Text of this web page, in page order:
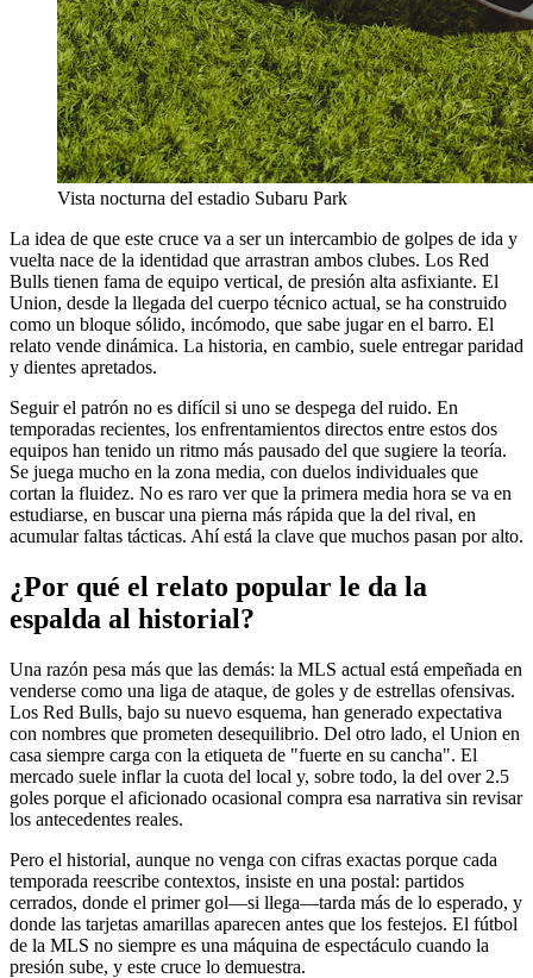
Vista nocturna del estadio Subaru Park
La idea de que este cruce va a ser un intercambio de golpes de ida y
vuelta nace de la identidad que arrastran ambos clubes. Los Red
Bulls tienen fama de equipo vertical, de presión alta asfixiante. El
Union, desde la llegada del cuerpo técnico actual, se ha construido
como un bloque sólido, incómodo, que sabe jugar en el barro. El
relato vende dinámica. La historia, en cambio, suele entregar paridad
y dientes apretados.
Seguir el patrón no es difícil si uno se despega del ruido. En
temporadas recientes, los enfrentamientos directos entre estos dos
equipos han tenido un ritmo más pausado del que sugiere la teoría.
Se juega mucho en la zona media, con duelos individuales que
cortan la fluidez. No es raro ver que la primera media hora se va en
estudiarse, en buscar una pierna más rápida que la del rival, en
acumular faltas tácticas. Ahí está la clave que muchos pasan por alto.
¿Por qué el relato popular le da la
espalda al historial?
Una razón pesa más que las demás: la MLS actual está empeñada en
venderse como una liga de ataque, de goles y de estrellas ofensivas.
Los Red Bulls, bajo su nuevo esquema, han generado expectativa
con nombres que prometen desequilibrio. Del otro lado, el Union en
casa siempre carga con la etiqueta de "fuerte en su cancha". El
mercado suele inflar la cuota del local y, sobre todo, la del over 2.5
goles porque el aficionado ocasional compra esa narrativa sin revisar
los antecedentes reales.
Pero el historial, aunque no venga con cifras exactas porque cada
temporada reescribe contextos, insiste en una postal: partidos
cerrados, donde el primer gol—si llega—tarda más de lo esperado, y
donde las tarjetas amarillas aparecen antes que los festejos. El fútbol
de la MLS no siempre es una máquina de espectáculo cuando la
presión sube, y este cruce lo demuestra.